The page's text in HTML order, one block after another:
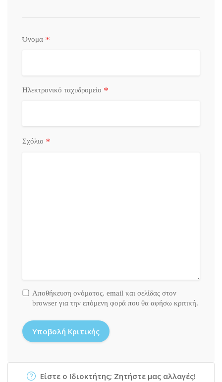
Όνομα *
Ηλεκτρονικό ταχυδρομείο *
Σχόλιο *
Αποθήκευση ονόματος. email και σελίδας στον
browser για την επόμενη φορά που θα αφήσω κριτική.
Είστε ο Ιδιοκτήτης; Ζητήστε μας αλλαγές!